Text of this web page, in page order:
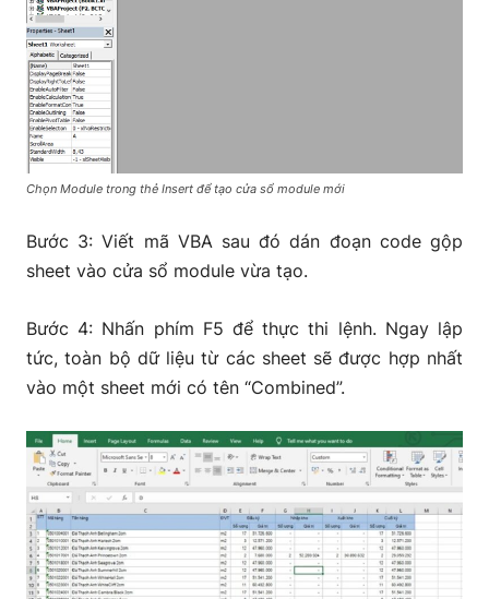
Chọn Module trong thẻ Insert để tạo cửa sổ module mới
Bước 3: Viết mã VBA sau đó dán đoạn code gộp
sheet vào cửa sổ module vừa tạo.
Bước 4: Nhấn phím F5 để thực thi lệnh. Ngay lập
tức, toàn bộ dữ liệu từ các sheet sẽ được hợp nhất
vào một sheet mới có tên “Combined”.